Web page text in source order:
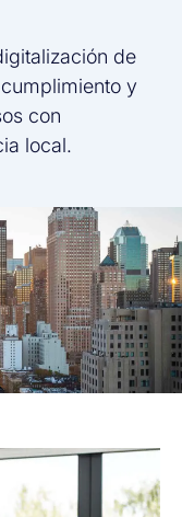
de
y
con
local.